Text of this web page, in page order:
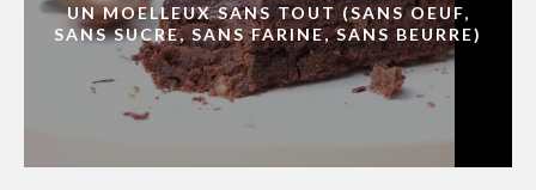
UN MOELLEUX SANS TOUT (SANS OEUF,
SANS SUCRE, SANS FARINE, SANS BEURRE)